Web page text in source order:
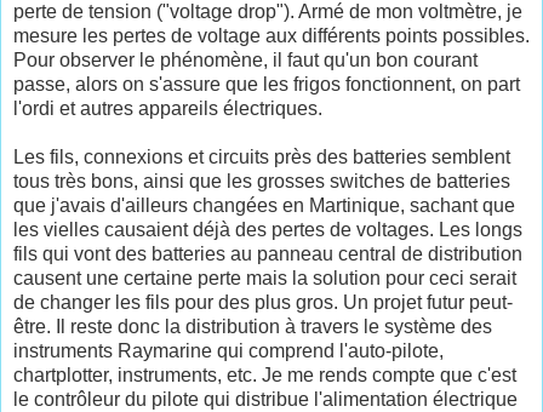
perte de tension ("voltage drop"). Armé de mon voltmètre, je
mesure les pertes de voltage aux différents points possibles.
Pour observer le phénomène, il faut qu'un bon courant
passe, alors on s'assure que les frigos fonctionnent, on part
l'ordi et autres appareils électriques.
Les fils, connexions et circuits près des batteries semblent
tous très bons, ainsi que les grosses switches de batteries
que j'avais d'ailleurs changées en Martinique, sachant que
les vielles causaient déjà des pertes de voltages. Les longs
fils qui vont des batteries au panneau central de distribution
causent une certaine perte mais la solution pour ceci serait
de changer les fils pour des plus gros. Un projet futur peut-
être. Il reste donc la distribution à travers le système des
instruments Raymarine qui comprend l'auto-pilote,
chartplotter, instruments, etc. Je me rends compte que c'est
le contrôleur du pilote qui distribue l'alimentation électrique